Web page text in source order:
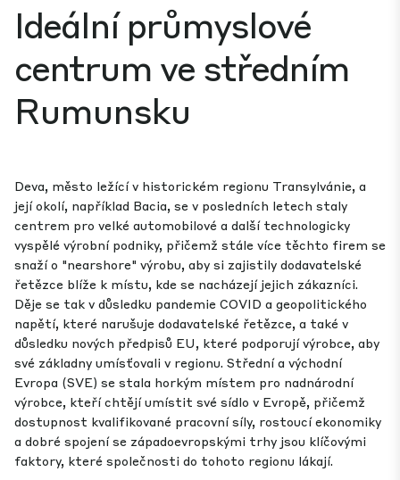
Ideální průmyslové
centrum ve středním
Rumunsku
Deva, město ležící v historickém regionu Transylvánie, a
její okolí, například Bacia, se v posledních letech staly
centrem pro velké automobilové a další technologicky
vyspělé výrobní podniky, přičemž stále více těchto firem se
snaží o "nearshore" výrobu, aby si zajistily dodavatelské
řetězce blíže k místu, kde se nacházejí jejich zákazníci.
Děje se tak v důsledku pandemie COVID a geopolitického
napětí, které narušuje dodavatelské řetězce, a také v
důsledku nových předpisů EU, které podporují výrobce, aby
své základny umísťovali v regionu. Střední a východní
Evropa (SVE) se stala horkým místem pro nadnárodní
výrobce, kteří chtějí umístit své sídlo v Evropě, přičemž
dostupnost kvalifikované pracovní síly, rostoucí ekonomiky
a dobré spojení se západoevropskými trhy jsou klíčovými
faktory, které společnosti do tohoto regionu lákají.